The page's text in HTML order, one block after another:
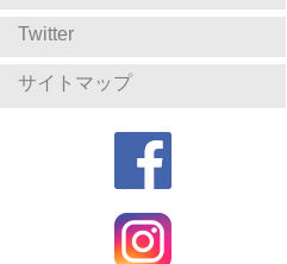
Twitter
サイトマップ